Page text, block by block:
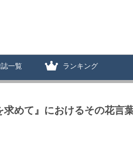
一覧 ランキング
めて』におけるその花言